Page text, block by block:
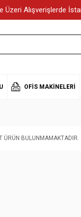
Üzeri Alışverişlerde
OFIS MAKINELERI
ÜRÜN BULUNMAMAKTADIR.